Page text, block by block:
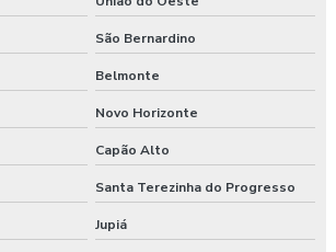
São Bernardino
Belmonte
Novo Horizonte
Capão Alto
Santa Terezinha do Progresso
Jupiá